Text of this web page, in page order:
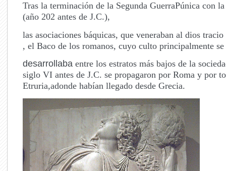
Tras la terminación de la Segunda GuerraPúnica con
(año 202 antes de J.C.),
las asociaciones báquicas, que veneraban al dios
, el Baco de los romanos, cuyo culto principalmente se
desarrollaba entre los estratos más bajos de la
siglo VI antes de J.C. se propagaron por Roma y por
Etruria,adonde habían llegado desde Grecia.